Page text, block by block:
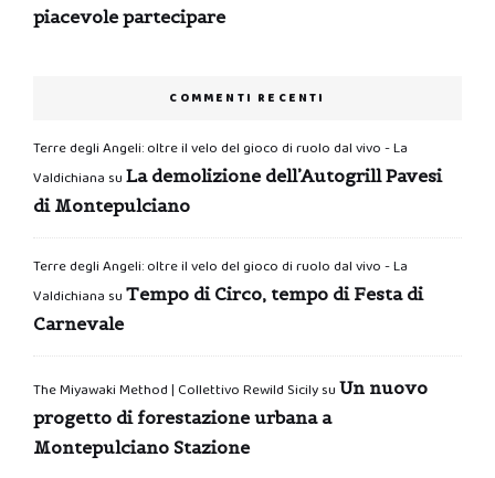
piacevole partecipare
COMMENTI RECENTI
Terre degli Angeli: oltre il velo del gioco di ruolo dal vivo - La
Valdichiana su La demolizione dell’Autogrill Pavesi
di Montepulciano
Terre degli Angeli: oltre il velo del gioco di ruolo dal vivo - La
Valdichiana su Tempo di Circo, tempo di Festa di
Carnevale
The Miyawaki Method | Collettivo Rewild Sicilysu Un nuovo
progetto di forestazione urbana a
Montepulciano Stazione